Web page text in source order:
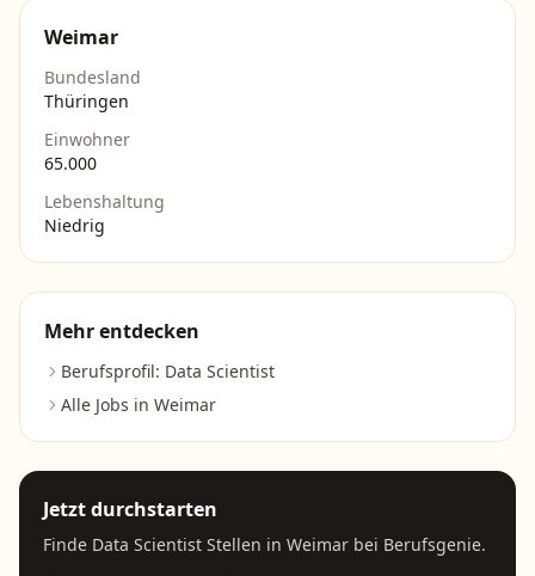
Weimar
Bundesland
Thüringen
Einwohner
65.000
Lebenshaltung
Niedrig
Mehr entdecken
Berufsprofil: Data Scientist
Alle Jobs in Weimar
Jetzt durchstarten
Finde Data Scientist Stellen in Weimar bei Berufsgenie.